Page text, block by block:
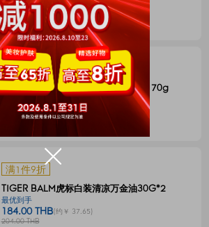
144.00 THB(约￥ 29.46)
180.00 THB
满1件8折
BLUE ELEPHANT 冬阴功一体式汤料 70g
55.00 THB(约￥ 11.26)
68.00 THB
满1件9折
TIGER BALM虎标白装清凉万金油30G*2
最优到手
184.00 THB(约￥ 37.65)
204.00 THB